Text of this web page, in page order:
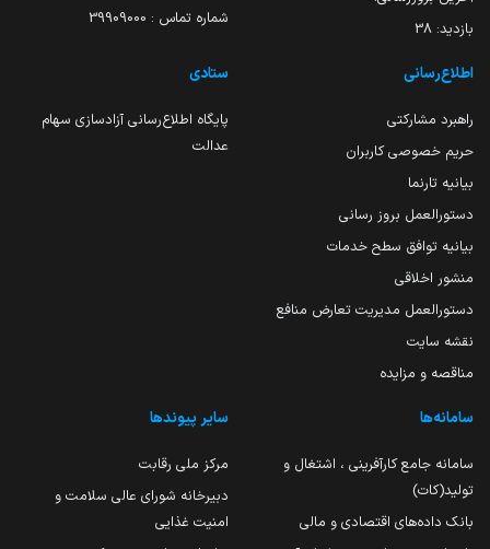
بازدید: 38
شماره تماس : 39909000
اطلاع‌رسانی
راهبرد مشارکتی
حریم خصوصی کاربران
بیانیه تارنما
دستورالعمل بروز رسانی
بیانیه توافق سطح خدمات
منشور اخلاقی
دستورالعمل مدیریت تعارض منافع
نقشه سایت
مناقصه و مزایده
ستادی
پایگاه اطلاع‌رسانی آزادسازی سهام
عدالت
سامانه‌ها
سامانه جامع کارآفرینی ، اشتغال و
تولید(کات)
بانک داده‌های اقتصادی و مالی
سایر پیوندها
مرکز ملی رقابت
دبیرخانه شورای عالی سلامت و
امنیت غذایی